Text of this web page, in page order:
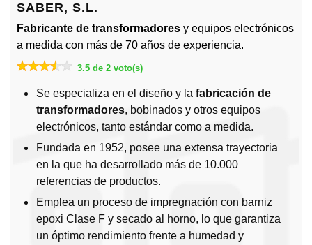
SABER, S.L.
Fabricante de transformadores y equipos electrónicos
a medida con más de 70 años de experiencia.
3.5 de 2 voto(s)
Se especializa en el diseño y la fabricación de
transformadores, bobinados y otros equipos
electrónicos, tanto estándar como a medida.
Fundada en 1952, posee una extensa trayectoria
en la que ha desarrollado más de 10.000
referencias de productos.
Emplea un proceso de impregnación con barniz
epoxi Clase F y secado al horno, lo que garantiza
un óptimo rendimiento frente a humedad y